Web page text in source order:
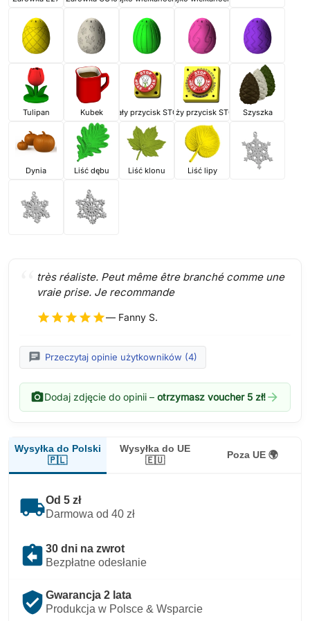
Tulipan Kubek Mały przycisk STOPDuży przycisk STOP Szyszka
Dynia Liść dębu Liść klonu Liść lipy
très réaliste. Peut même être branché comme une
vraie prise. Je recommande
star star star star star— Fanny S.
chat Przeczytaj opinie użytkowników (4)
photo_cameraDodaj zdjęcie do opinii – otrzymasz voucher 5 zł!arrow_forward
Wysyłka do Polski
🇵🇱
Wysyłka do UE
🇪🇺
Poza UE 🌍
local_shippingOd 5 zł
Darmowa od 40 zł
assignment_return 30 dni na zwrot
Bezpłatne odesłanie
verified_user Gwarancja 2 lata
Produkcja w Polsce & Wsparcie